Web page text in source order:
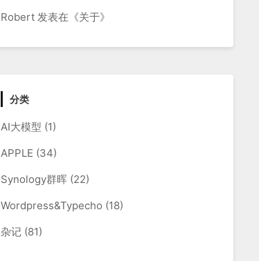
Robert 发表在《关于》
分类
AI大模型 (1)
APPLE (34)
Synology群晖 (22)
Wordpress&Typecho (18)
杂记 (81)